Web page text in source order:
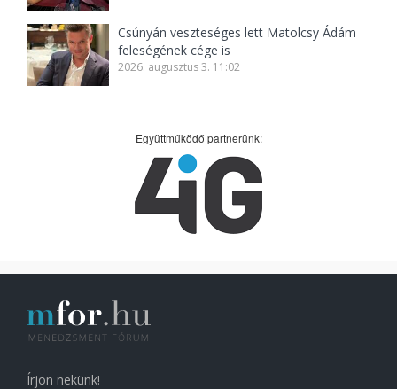
Csúnyán veszteséges lett Matolcsy Ádám
feleségének cége is
2026. augusztus 3. 11:02
Együttműködő partnerünk:
Írjon nekünk!